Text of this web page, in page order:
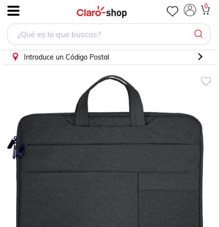
0
Introduce un Código Postal
Maletín Portafolio Laptop 15.6 Pulgadas iPad - Onda Shop